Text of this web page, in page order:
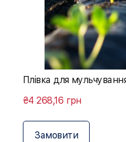
Плівка для
₴4 268,16 грн
Замовити